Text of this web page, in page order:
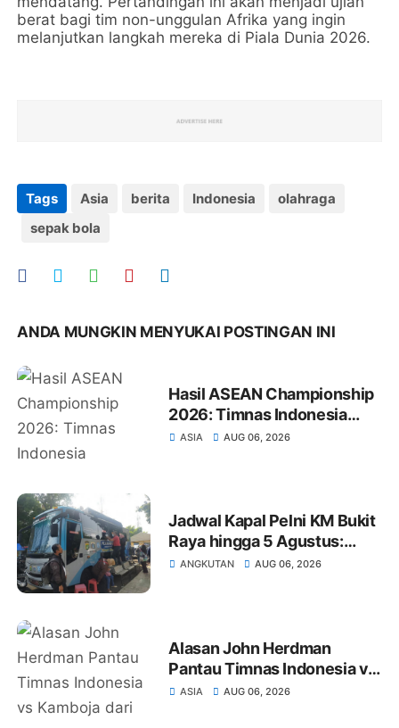
berat bagi tim non-unggulan Afrika yang ingin
melanjutkan langkah mereka di Piala Dunia 2026.
Tags Asia berita Indonesia
olahraga
sepak bola
ANDA MUNGKIN MENYUKAI POSTINGAN INI
Hasil ASEAN Championship
2026: Timnas Indonesia
Kalahkan Kamboja 5-1,
ASIA AUG 06, 2026
Jadwal Kapal Pelni KM Bukit
Raya hingga 5 Agustus:
Rute Surabaya-Pontianak,
ANGKUTAN AUG 06, 2026
Alasan John Herdman
Pantau Timnas Indonesia vs
Kamboja dari Tribune: Cetak
ASIA AUG 06, 2026